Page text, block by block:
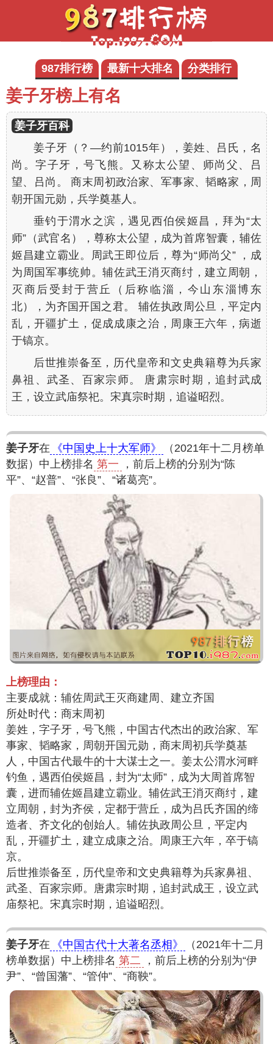
987排行榜 最新十大排名 分类排行
姜子牙榜上有名
姜子牙百科
姜子牙（？—约前1015年），姜姓、吕氏，名
尚。字子牙，号飞熊。又称太公望、师尚父、吕
望、吕尚。 商末周初政治家、军事家、韬略家，周
朝开国元勋，兵学奠基人。
垂钓于渭水之滨，遇见西伯侯姬昌，拜为“太
师”（武官名），尊称太公望，成为首席智囊，辅佐
姬昌建立霸业。周武王即位后，尊为“师尚父” ，成
为周国军事统帅。辅佐武王消灭商纣，建立周朝，
灭商后受封于营丘（后称临淄，今山东淄博东
北），为齐国开国之君。 辅佐执政周公旦，平定内
乱，开疆扩土，促成成康之治，周康王六年，病逝
于镐京。
后世推崇备至，历代皇帝和文史典籍尊为兵家
鼻祖、武圣、百家宗师。 唐肃宗时期，追封武成
王，设立武庙祭祀。宋真宗时期，追谥昭烈。
姜子牙在 《中国史上十大军师》
（2021年十二月榜单
数据）中上榜排名 第一
，前后上榜的分别为“陈
平”、“赵普”、“张良”、“诸葛亮”。
上榜理由：
主要成就：辅佐周武王灭商建周、建立齐国
所处时代：商末周初
姜姓，字子牙，号飞熊，中国古代杰出的政治家、军
事家、韬略家，周朝开国元勋，商末周初兵学奠基
人，中国古代最牛的十大谋士之一。姜太公渭水河畔
钓鱼，遇西伯侯姬昌，封为“太师”，成为大周首席智
囊，进而辅佐姬昌建立霸业。辅佐武王消灭商纣，建
立周朝，封为齐侯，定都于营丘，成为吕氏齐国的缔
造者、齐文化的创始人。辅佐执政周公旦，平定内
乱，开疆扩土，建立成康之治。周康王六年，卒于镐
京。
后世推崇备至，历代皇帝和文史典籍尊为兵家鼻祖、
武圣、百家宗师。唐肃宗时期，追封武成王，设立武
庙祭祀。宋真宗时期，追谥昭烈。
姜子牙在 《中国古代十大著名丞相》
（2021年十二月
榜单数据）中上榜排名 第二
，前后上榜的分别为“伊
尹”、“曾国藩”、“管仲”、“商鞅”。